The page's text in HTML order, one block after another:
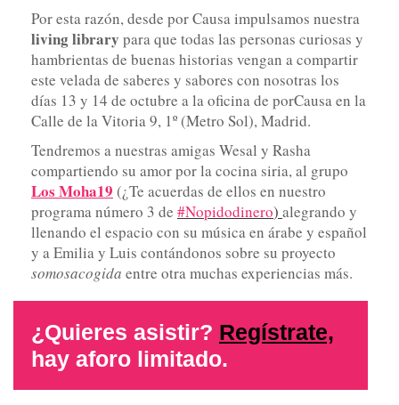
Por esta razón, desde por Causa impulsamos nuestra
living library para que todas las personas curiosas y
hambrientas de buenas historias vengan a compartir
este velada de saberes y sabores con nosotras los
días 13 y 14 de octubre a la oficina de porCausa en la
Calle de la Vitoria 9, 1º (Metro Sol), Madrid.
Tendremos a nuestras amigas Wesal y Rasha
compartiendo su amor por la cocina siria, al grupo
Los Moha19 (¿Te acuerdas de ellos en nuestro
programa número 3 de #Nopidodinero) alegrando y
llenando el espacio con su música en árabe y español
y a Emilia y Luis contándonos sobre su proyecto
somosacogida entre otra muchas experiencias más.
¿Quieres asistir? Regístrate,
hay aforo limitado.